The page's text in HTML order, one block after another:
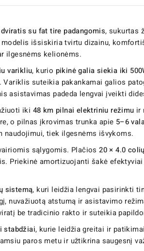
su fat tire padangomis, sukurtas
išsiskiria tvirtu dizainu,
ilgesnėms kelionėms.
varikliu, kurio pikinė galia siekia iki
suteikia pakankamai galios
asistavimas padeda lengvai įveikti
iki 48 km pilnai elektriniu režimu ir
o pilnas įkrovimas trunka apie 5–6
tiek ilgesnėms išvykoms.
sąlygomis. Plačios20 × 4.0
Priekinė amortizuojanti šakė
sistemą, kuri leidžia lengvai pasirinkti
nuvažiuotą atstumą ir asistavimo
be tradicinio rakto ir suteikia
stabdžiai, kurie leidžia greitai ir
paros metu ir užtikrina saugesnį